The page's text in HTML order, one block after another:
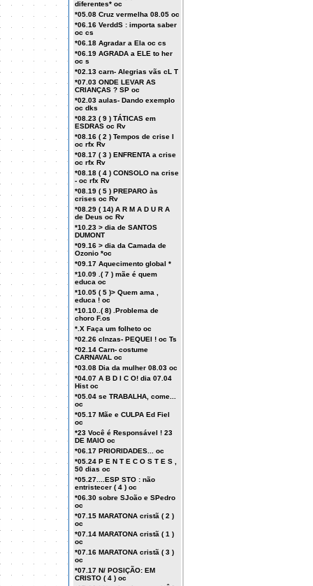
diferentes* oc
*05.08 Cruz vermelha 08.05 oc
*06.16 VerddS : importa saber
oc cs
*06.18 Agradar a Ela oc cs
*06.19 AGRADA a ELE to her
oc s
*02.13 carn- Alegrias vãs cL T
*07.03 ONDE LEVAR AS
CRIANÇAS ? SP oc
*02.03 aulas- Dando exemplo
oc dks
*08.23 ( 9 ) TÁTICAS em
ESDRAS oc Rv
*08.16 ( 2 ) Tempos de crise I
oc rfx Rv
*08.17 ( 3 ) ENFRENTA a crise
oc rfx Rv
*08.18 ( 4 ) CONSOLO na crise
- oc rfx Rv
*08.19 ( 5 ) PREPARO às
crises oc Rv
*08.29 ( 14) A R M A D U R A
de Deus oc Rv
*10.23 > dia de SANTOS
DUMONT
*09.16 > dia da Camada de
Ozonio *oc
*09.17 Aquecimento global *
*10.09 .( 7 ) mãe é quem
educa oc
*10.05 ( 5 )> Quem ama ,
educa ! oc
*10.10..( 8) .Problema de
choro F.os
*.X Faça um folheto oc
*02.26 cInzas- PEQUEI ! oc Ts
*02.14 Carn- costume
CARNAVAL oc
*03.08 Dia da mulher 08.03 oc
*04.07 A B D I C O! dia 07.04
Hist oc
*05.04 se TRABALHA, come...
oc
*05.17 Mãe e CULPA Ed Fiel
oc
*23 Você é Responsável ! 23
DE MAIO oc
*06.17 PRIORIDADES... oc
*05.24 P E N T E C O S T E S ,
50 dias oc
*05.27....ESP STO : não
entristecer ( 4 ) oc
*06.30 sobre SJoão e SPedro
oc
*07.15 MARATONA cristã ( 2 )
oc
*07.14 MARATONA cristã ( 1 )
oc
*07.16 MARATONA cristã ( 3 )
oc
*07.17 N/ POSIÇÃO: EM
CRISTO ( 4 ) oc